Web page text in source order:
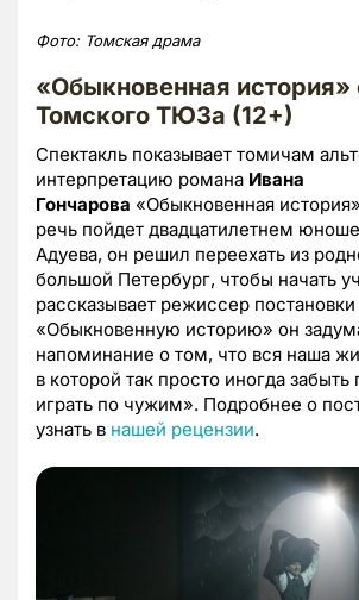
Фото: Томская драма
«Обыкновенная история»
Томского ТЮЗа (12+)
Спектакль показывает томичам
интерпретацию романа Ивана
Гончарова «Обыкновенная
речь пойдет двадцатилетнем
Адуева, он решил переехать из
большой Петербург, чтобы начать
рассказывает режиссер постановки
«Обыкновенную историю» он
напоминание о том, что вся наша
в которой так просто иногда забыть
играть по чужим». Подробнее о
узнать в нашей рецензии.